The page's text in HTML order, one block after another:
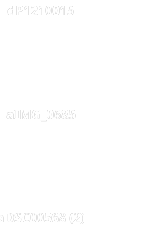
dP1210015
aIMG_0685
(2)